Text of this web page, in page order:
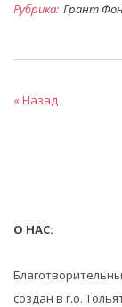
Рубрика: Грант
« Назад
О НАС:
создан в г.о.